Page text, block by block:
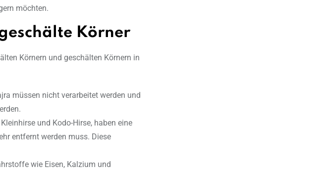
möchten.
Körner
Körnern und geschälten Körnern in
müssen nicht verarbeitet werden und
und Kodo-Hirse, haben eine
entfernt werden muss. Diese
wie Eisen, Kalzium und